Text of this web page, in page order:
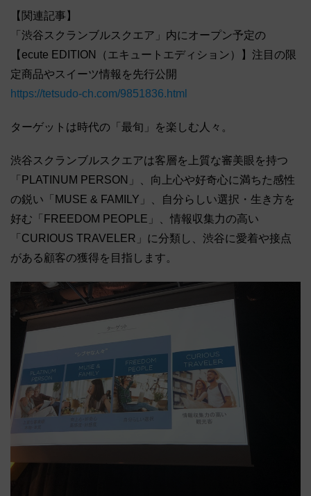
【関連記事】
「渋谷スクランブルスクエア」内にオープン予定の
【ecute EDITION（エキュートエディション）】注目の限
定商品やスイーツ情報を先行公開
https://tetsudo-ch.com/9851836.html
ターゲットは時代の「最旬」を楽しむ人々。
渋谷スクランブルスクエアは客層を上質な審美眼を持つ
「PLATINUM PERSON」、向上心や好奇心に満ちた感性
の鋭い「MUSE & FAMILY」、自分らしい選択・生き方を
好む「FREEDOM PEOPLE」、情報収集力の高い
「CURIOUS TRAVELER」に分類し、渋谷に愛着や接点
がある顧客の獲得を目指します。